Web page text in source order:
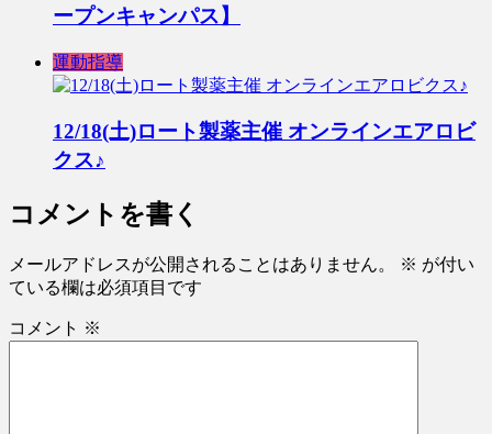
ープンキャンパス】
運動指導
12/18(土)ロート製薬主催 オンラインエアロビ
クス♪
コメントを書く
メールアドレスが公開されることはありません。 ※ が付い
ている欄は必須項目です
コメント ※